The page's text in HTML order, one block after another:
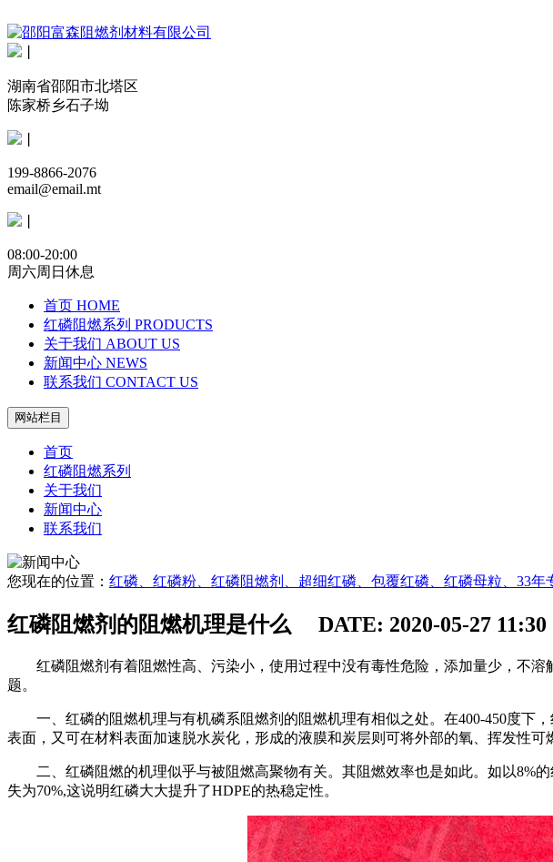
湖南省邵阳市北塔区
陈家桥乡石子坳
199-8866-2076
email@email.mt
08:00-20:00
周六周日休息
首页 HOME
红磷阻燃系列 PRODUCTS
关于我们 ABOUT US
新闻中心 NEWS
联系我们 CONTACT US
网站栏目
首页
红磷阻燃系列
关于我们
新闻中心
联系我们
您现在的位置： 红磷、红磷粉、红磷阻燃剂、超细红磷、包覆红磷、红磷母粒、33
红磷阻燃剂的阻燃机理是什么 DATE: 2020-05-27 11:30
红磷阻燃剂有着阻燃性高、污染小，使用过程中没有毒性危险，添加量少，不溶
题。
一、红磷的阻燃机理与有机磷系阻燃剂的阻燃机理有相似之处。在400-450度下
表面，又可在材料表面加速脱水炭化，形成的液膜和炭层则可将外部的氧、挥发性可
二、红磷阻燃的机理似乎与被阻燃高聚物有关。其阻燃效率也是如此。如以8%的
失为70%,这说明红磷大大提升了HDPE的热稳定性。